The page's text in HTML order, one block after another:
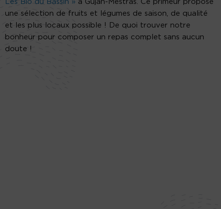
Les Bio du Bassin » à Gujan-Mestras. Ce primeur propose
une sélection de fruits et légumes de saison, de qualité
et les plus locaux possible ! De quoi trouver notre
bonheur pour composer un repas complet sans aucun
doute !